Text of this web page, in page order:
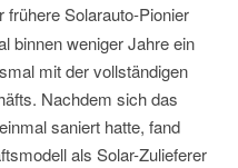
frühere Solarauto-Pionier
binnen weniger Jahre ein
mit der vollständigen
Nachdem sich das
saniert hatte, fand
als Solar-Zulieferer